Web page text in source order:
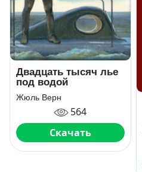
Двадцать тысяч лье
под водой
Жюль Верн
564
Скачать